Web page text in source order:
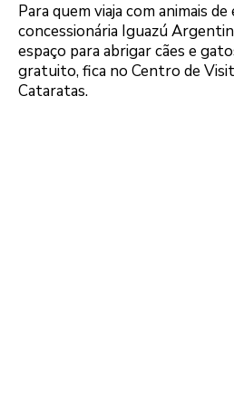
Para quem viaja com animais de
concessionária Iguazú
espaço para abrigar cães e
gratuito, fica no Centro de
Cataratas.